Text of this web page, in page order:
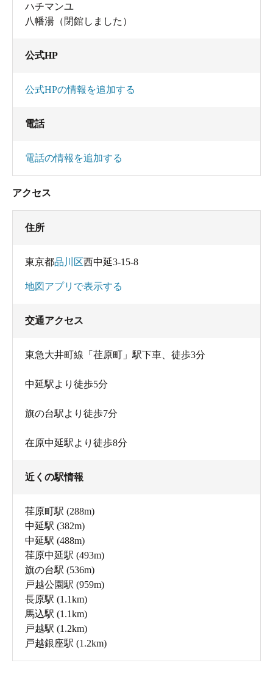
ハチマンユ
八幡湯（閉館しました）
公式HP
公式HPの情報を追加する
電話
電話の情報を追加する
アクセス
住所
東京都品川区西中延3-15-8
地図アプリで表示する
交通アクセス
東急大井町線「荏原町」駅下車、徒歩3分
中延駅より徒歩5分
旗の台駅より徒歩7分
在原中延駅より徒歩8分
近くの駅情報
荏原町駅 (288m)
中延駅 (382m)
中延駅 (488m)
荏原中延駅 (493m)
旗の台駅 (536m)
戸越公園駅 (959m)
長原駅 (1.1km)
馬込駅 (1.1km)
戸越駅 (1.2km)
戸越銀座駅 (1.2km)